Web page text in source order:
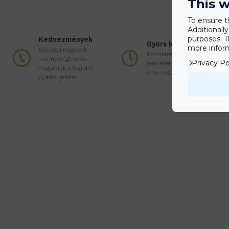
Kedvezmények
Vásárolj nagyobb
mennyiségben és
megadjuk a legjobb
gyártói árakat.
Gyors kiszállítás
Készleten lévő
termékeinket akár 24
órán belül megkaphatod!
This
To ensure
purposes.
more
Privacy